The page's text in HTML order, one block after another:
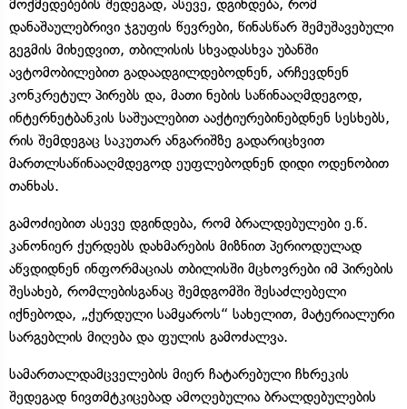
მოქმედებების შედეგად, ასევე, დგინდება, რომ
დანაშაულებრივი ჯგუფის წევრები, წინასწარ შემუშავებული
გეგმის მიხედვით, თბილისის სხვადასხვა უბანში
ავტომობილებით გადაადგილდებოდნენ, არჩევდნენ
კონკრეტულ პირებს და, მათი ნების საწინააღმდეგოდ,
ინტერნეტბანკის საშუალებით ააქტიურებინებდნენ სესხებს,
რის შემდეგაც საკუთარ ანგარიშზე გადარიცხვით
მართლსაწინააღმდეგოდ ეუფლებოდნენ დიდი ოდენობით
თანხას.
გამოძიებით ასევე დგინდება, რომ ბრალდებულები ე.წ.
კანონიერ ქურდებს დახმარების მიზნით პერიოდულად
აწვდიდნენ ინფორმაციას თბილისში მცხოვრები იმ პირების
შესახებ, რომლებისგანაც შემდგომში შესაძლებელი
იქნებოდა, „ქურდული სამყაროს“ სახელით, მატერიალური
სარგებლის მიღება და ფულის გამოძალვა.
სამართალდამცველების მიერ ჩატარებული ჩხრეკის
შედეგად ნივთმტკიცებად ამოღებულია ბრალდებულების